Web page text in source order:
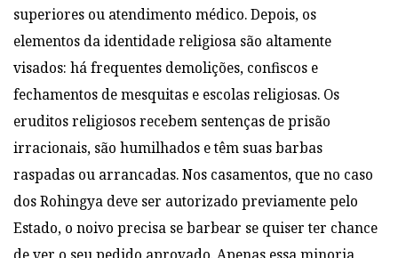
superiores ou atendimento médico. Depois, os
elementos da identidade religiosa são altamente
visados: há frequentes demolições, confiscos e
fechamentos de mesquitas e escolas religiosas. Os
eruditos religiosos recebem sentenças de prisão
irracionais, são humilhados e têm suas barbas
raspadas ou arrancadas. Nos casamentos, que no caso
dos Rohingya deve ser autorizado previamente pelo
Estado, o noivo precisa se barbear se quiser ter chance